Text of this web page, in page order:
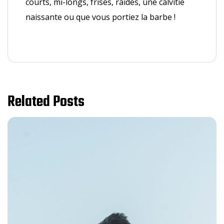
naissante ou que vous portiez la barbe !
Related Posts